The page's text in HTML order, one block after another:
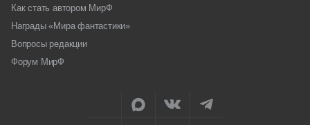
Как стать автором МирФ
Награды «Мира фантастики»
Вопросы редакции
Форум МирФ